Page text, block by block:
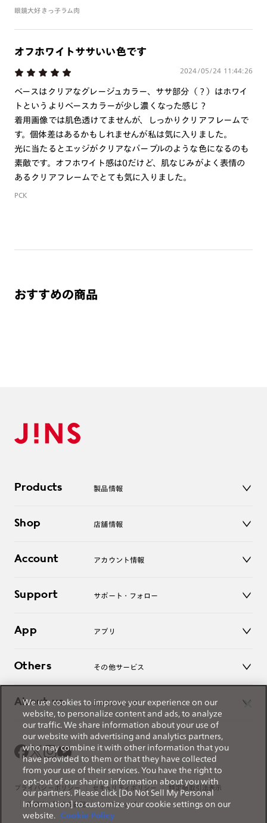
ご注文の手順は以下をご参照ください。
1. カート画面内「レンズ選択へ」ボタンより「度つきレン
ズまたは店舗でレンズ作成」を選択
2. 遠近レンズより「遠近両用」を選択のうえ、購入手続き
画面へ
3. 「度数がわからない方・店舗でレンズ作成」を選択
※オプションレンズと組み合わせた遠近両用（累進）レンズはオンラインシ
眼鏡大好きっ子ラム肉
オフホワイトササいい色です
2024/05/24 11:44:26
ベースはクリアなグレージュカラー、ササ部分（？）はホワイ
トというよりベースカラーが少し濃くなった感じ？
着用画像では肌色透けてませんが、しっかりクリアフレームで
す。個体差はあるかもしれませんが私は気に入りました。
光に当たるとエッジがクリアなパープルのような色になるのも
素敵です。オフホワイト感は0だけど、肌なじみがよく表情の
あるクリアフレームでとても気に入りました。
PCK
おすすめの商品
Products 製品情報
サングラス
コンタクトレンズ
アクセサリー
Shop 店舗情報
オンラインショップ
Account アカウント情報
ログアウト
Support サポート・フォロー
よくあるご質問
お問い合わせ
App アプリ
Others その他サービス
レンズ交換
オンラインギフト
価格案内
About us JINSについて
Magnify Life
会社概要
採用情報
法人のお客様
出店について
プライバシーポリシー セキュリティポリシー 特定商取引法表示
薬機法に関する表記 サイトマップ
We use cookies to improve your experience on our
website, to personalize content and ads, to analyze
our traffic. We share information about your use of
our website with advertising and analytics partners,
who may combine it with other information that you
have provided to them or that they have collected
from your use of their services. You have the right to
opt-out of our sharing information about you with
our partners. Please click [Do Not Sell My Personal
Information] to customize your cookie settings on our
website.
Cookie Policy